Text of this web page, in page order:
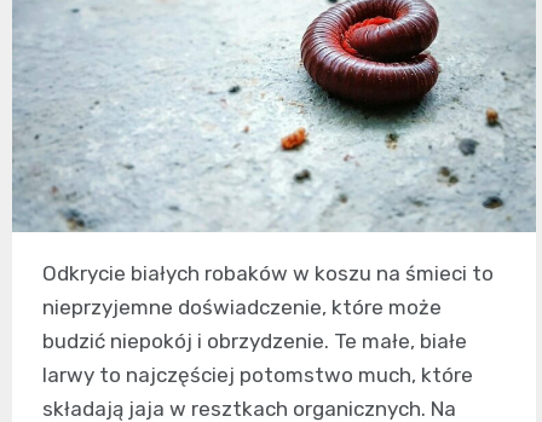
Odkrycie białych robaków w koszu na śmieci to
nieprzyjemne doświadczenie, które może
budzić niepokój i obrzydzenie. Te małe, białe
larwy to najczęściej potomstwo much, które
składają jaja w resztkach organicznych. Na